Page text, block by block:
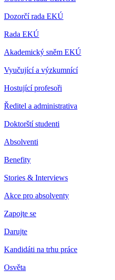
Dozorčí rada EKÚ
Rada EKÚ
Akademický sněm EKÚ
Vyučující a výzkumnící
Hostující profesoři
Ředitel a administrativa
Doktorští studenti
Absolventi
Benefity
Stories & Interviews
Akce pro absolventy
Zapojte se
Darujte
Kandidáti na trhu práce
Osvěta